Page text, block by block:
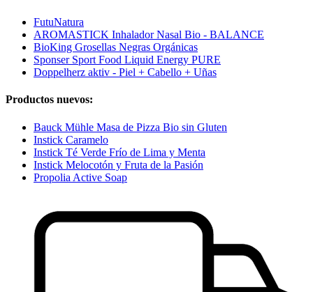
FutuNatura
AROMASTICK Inhalador Nasal Bio - BALANCE
BioKing Grosellas Negras Orgánicas
Sponser Sport Food Liquid Energy PURE
Doppelherz aktiv - Piel + Cabello + Uñas
Productos nuevos:
Bauck Mühle Masa de Pizza Bio sin Gluten
Instick Caramelo
Instick Té Verde Frío de Lima y Menta
Instick Melocotón y Fruta de la Pasión
Propolia Active Soap